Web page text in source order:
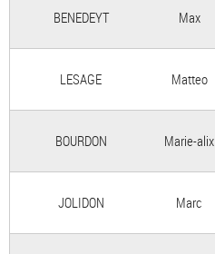
BENEDEYT Max
LESAGE Matteo
BOURDON Marie-alix
JOLIDON Marc